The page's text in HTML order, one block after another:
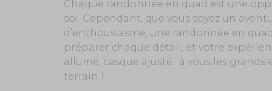
Chaque randonnée en quad est une
soi. Cependant, que vous soyez un
d’enthousiasme, une randonnée en
préparer chaque détail, et votre
allumé, casque ajusté : à vous les
terrain !